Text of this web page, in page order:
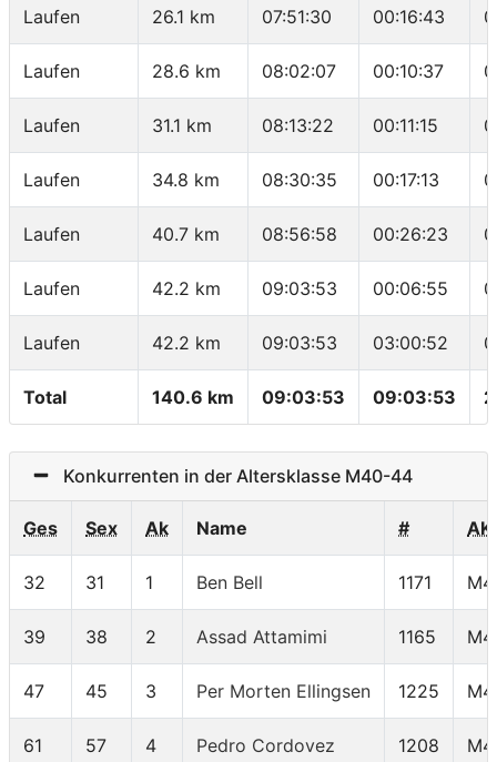
Laufen 26.1 km 07:51:30 00:16:43
Laufen 28.6 km 08:02:07 00:10:37
Laufen 31.1 km 08:13:22 00:11:15
Laufen 34.8 km 08:30:35 00:17:13
Laufen 40.7 km 08:56:58 00:26:23
Laufen 42.2 km 09:03:53 00:06:55
Laufen 42.2 km 09:03:53 03:00:52
Total 140.6 km 09:03:53 09:03:53
Konkurrenten in der Altersklasse M40-44
Ges Sex Ak Name # AK
32 31 1 Ben Bell 1171
39 38 2 Assad Attamimi 1165
47 45 3 Per Morten Ellingsen 1225
61 57 4 Pedro Cordovez 1208